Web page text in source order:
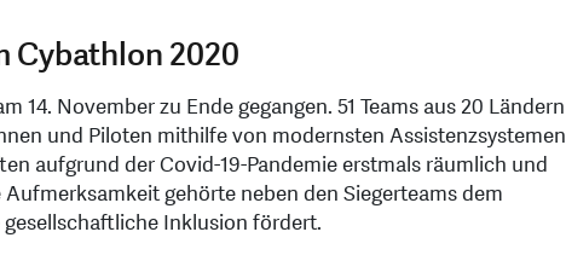
Cybathlon 2020
14. November zu Ende gegangen. 51 Teams aus 20 Ländern
und Piloten mithilfe von modernsten Assistenzsystemen
aufgrund der Covid-19-Pandemie erstmals räumlich und
gehörte neben den Siegerteams dem
Inklusion fördert.